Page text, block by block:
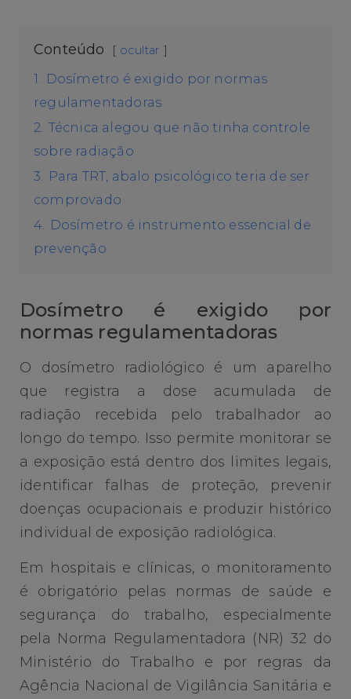
Conteúdo ocultar
1. Dosímetro é exigido por normas
regulamentadoras
2. Técnica alegou que não tinha controle
sobre radiação
3. Para TRT, abalo psicológico teria de ser
comprovado
4. Dosímetro é instrumento essencial de
prevenção
Dosímetro é exigido por
normas regulamentadoras
O dosímetro radiológico é um aparelho
que registra a dose acumulada de
radiação recebida pelo trabalhador ao
longo do tempo. Isso permite monitorar se
a exposição está dentro dos limites legais,
identificar falhas de proteção, prevenir
doenças ocupacionais e produzir histórico
individual de exposição radiológica.
Em hospitais e clínicas, o monitoramento
é obrigatório pelas normas de saúde e
segurança do trabalho, especialmente
pela Norma Regulamentadora (NR) 32 do
Ministério do Trabalho e por regras da
Agência Nacional de Vigilância Sanitária e